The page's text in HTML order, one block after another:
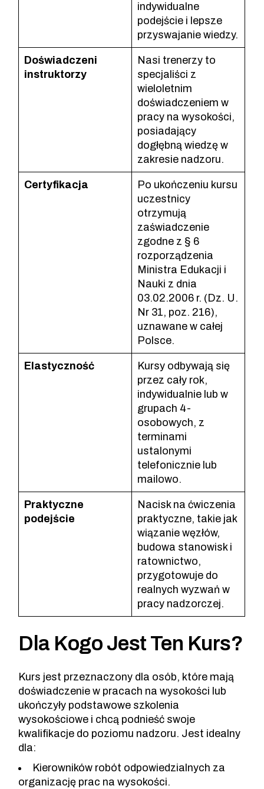
indywidualne
podejście i lepsze
przyswajanie wiedzy.
Doświadczeni
instruktorzy
Nasi trenerzy to
specjaliści z
wieloletnim
doświadczeniem w
pracy na wysokości,
posiadający
dogłębną wiedzę w
zakresie nadzoru.
Certyfikacja
Po ukończeniu kursu
uczestnicy
otrzymują
zaświadczenie
zgodne z § 6
rozporządzenia
Ministra Edukacji i
Nauki z dnia
03.02.2006 r. (Dz. U.
Nr 31, poz. 216),
uznawane w całej
Polsce.
Elastyczność
Kursy odbywają się
przez cały rok,
indywidualnie lub w
grupach 4-
osobowych, z
terminami
ustalonymi
telefonicznie lub
mailowo.
Praktyczne
podejście
Nacisk na ćwiczenia
praktyczne, takie jak
wiązanie węzłów,
budowa stanowisk i
ratownictwo,
przygotowuje do
realnych wyzwań w
pracy nadzorczej.
Dla Kogo Jest Ten Kurs?
Kurs jest przeznaczony dla osób, które mają
doświadczenie w pracach na wysokości lub
ukończyły podstawowe szkolenia
wysokościowe i chcą podnieść swoje
kwalifikacje do poziomu nadzoru. Jest idealny
dla:
Kierowników robót odpowiedzialnych za
organizację prac na wysokości.